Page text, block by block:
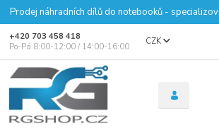
Prodej náhradních dílů do notebooků -
CZK
+420 703 458 418
Po-Pá 8:00-12:00 / 14:00-16:00